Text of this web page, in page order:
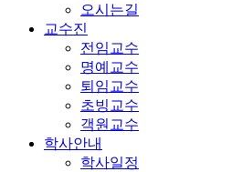
오시는길
교수진
전임교수
명예교수
퇴임교수
초빙교수
객원교수
학사안내
학사일정